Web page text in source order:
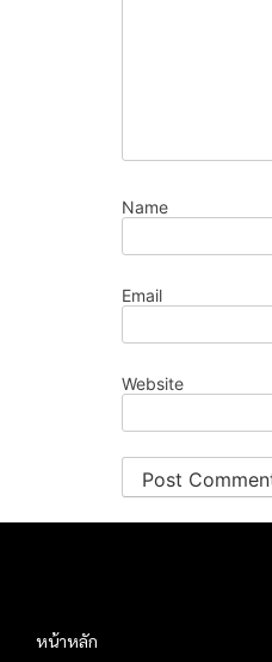
Name
Email
Website
หน้าหลัก